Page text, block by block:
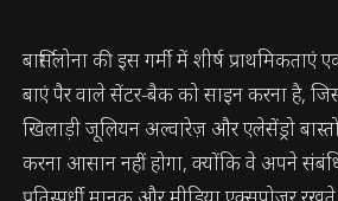
बार्सिलोना की इस गर्मी में शीर्ष
बाएं पैर वाले सेंटर-बैक को साइन करना है,
खिलाड़ी जूलियन अल्वारेज़ और एलेसेंड्रो
करना आसान नहीं होगा, क्योंकि वे अपने